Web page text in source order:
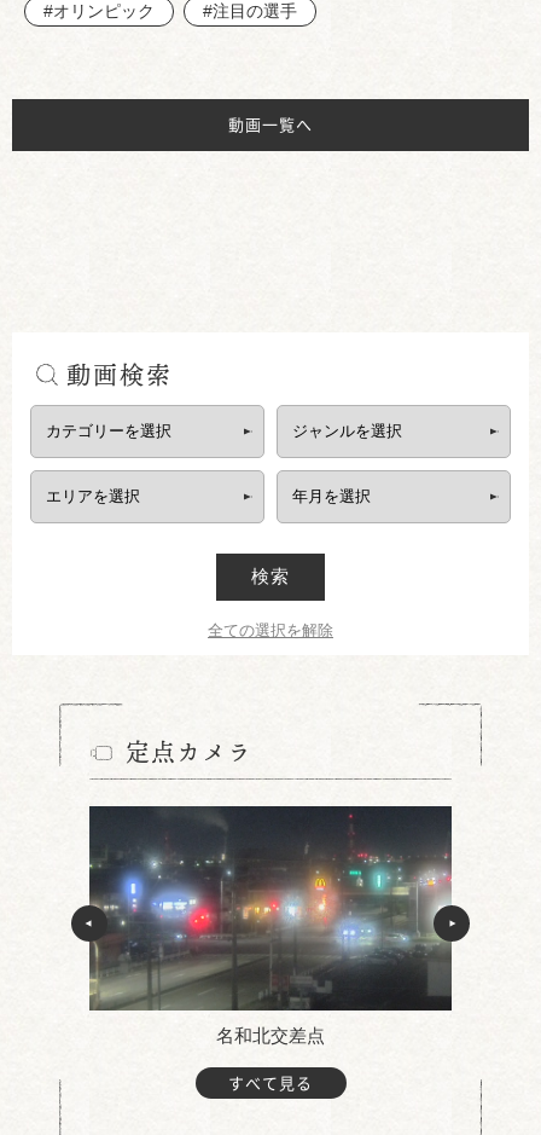
#オリンピック #注目の選手
動画一覧へ
動画検索
検索
全ての選択を解除
定点カメラ
名和北交差点
すべて見る